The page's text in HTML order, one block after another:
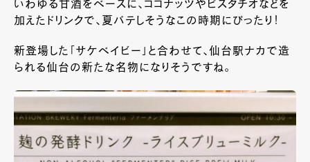
いわゆる甘酒をベースに、ココナッツやピスタチオなどを
加えたドリンクで、夏バテしそうなこの時期にぴったり！
新登場した「サケベイビー」と合わせて、仙台駅ナカで造
られる仙台の新たな名物になりそうですね。